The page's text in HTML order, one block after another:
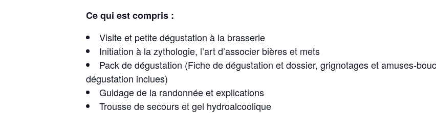
Ce qui est compris :
Visite et petite dégustation à la brasserie
Initiation à la zythologie, l’art d’associer bières et mets
Pack de dégustation (Fiche de dégustation et dossier, grignotages et amuses-
dégustation inclues)
Guidage de la randonnée et explications
Trousse de secours et gel hydroalcoolique